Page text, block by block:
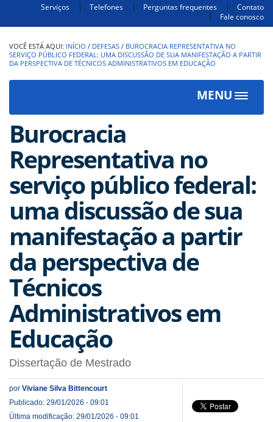
Serviços Telefones Perguntas frequentes
Contato
Fale conosco
INÍCIO / DEFESAS / BUROCRACIA REPRESENTATIVA NO
SERVIÇO PÚBLICO FEDERAL: UMA DISCUSSÃO DE SUA MANIFESTAÇÃO A PARTIR
DA PERSPECTIVA DE TÉCNICOS ADMINISTRATIVOS EM EDUCAÇÃO
MENU
Toggle
Burocracia
Representativa no
serviço público federal:
uma discussão de sua
manifestação a partir
da perspectiva de
Técnicos
Administrativos em
Educação
Dissertação de Mestrado
por Viviane Silva Bittencourt
Publicado: 29/01/2026 - 09:01
Última modificação: 29/01/2026 - 09:01